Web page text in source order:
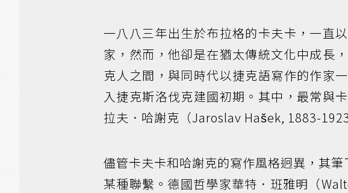
一八八三年出生於布拉格的卡夫卡，一直
家，然而，他卻是在猶太傳統文化中成長
克人之間，與同時代以捷克語寫作的作家
入捷克斯洛伐克建國初期。其中，最常與
拉夫．哈謝克（Jaroslav Hašek, 1883-
儘管卡夫卡和哈謝克的寫作風格迥異，其
某種聯繫。德國哲學家華特．班雅明（